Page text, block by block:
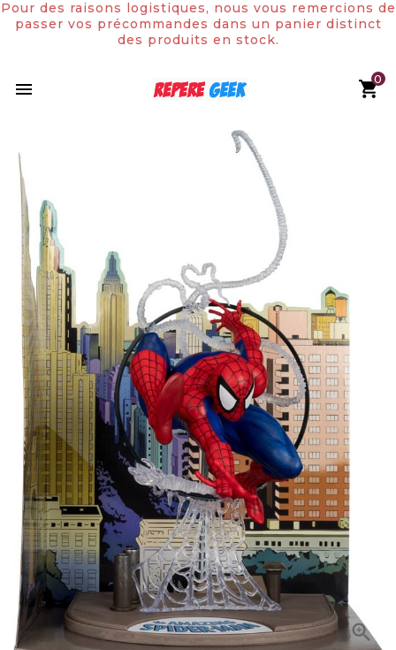

Pour des raisons logistiques, nous vous remercions de
passer vos précommandes dans un panier distinct
des produits en stock.
0
